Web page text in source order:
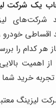
یک شرکت
شرکت‌های
اقساطی خودرو
هر کدام را
از اهمیت
تجربه خرید
لیزینگ